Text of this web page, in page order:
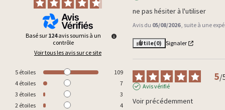
Basé sur 124 avis soumis à un
contrôle
Voir tous les avis sur ce site
5 étoiles
109
4 étoiles
7
3 étoiles
3
2 étoiles
4
ne pas hésiter à l'utiliser
Avis du 05/08/2026, suite à une
Utile(0) Signaler
5/
Avis vérifié
Voir précédemment